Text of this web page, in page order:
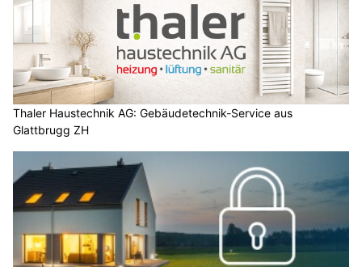
Thaler Haustechnik AG: Gebäudetechnik-Service aus
Glattbrugg ZH